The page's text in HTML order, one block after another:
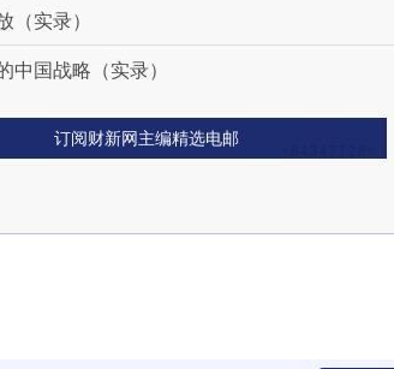
实录）
国战略（实录）
订阅财新网主编精选电邮